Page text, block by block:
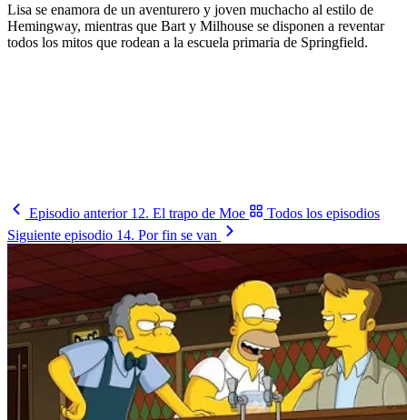
Lisa se enamora de un aventurero y joven muchacho al estilo de
Hemingway, mientras que Bart y Milhouse se disponen a reventar
todos los mitos que rodean a la escuela primaria de Springfield.
Episodio anterior 12. El trapo de Moe
Todos los episodios
Siguiente episodio 14. Por fin se van